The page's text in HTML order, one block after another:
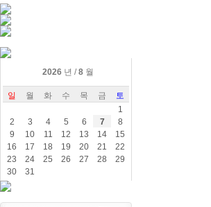
2026 년 /8 월
일 월 화 수 목 금
토
1
2
3 4 5 6 7
8
9
10 11 12 13 14
15
16
17 18 19 20 21
22
23
24 25 26 27 28
29
30
31